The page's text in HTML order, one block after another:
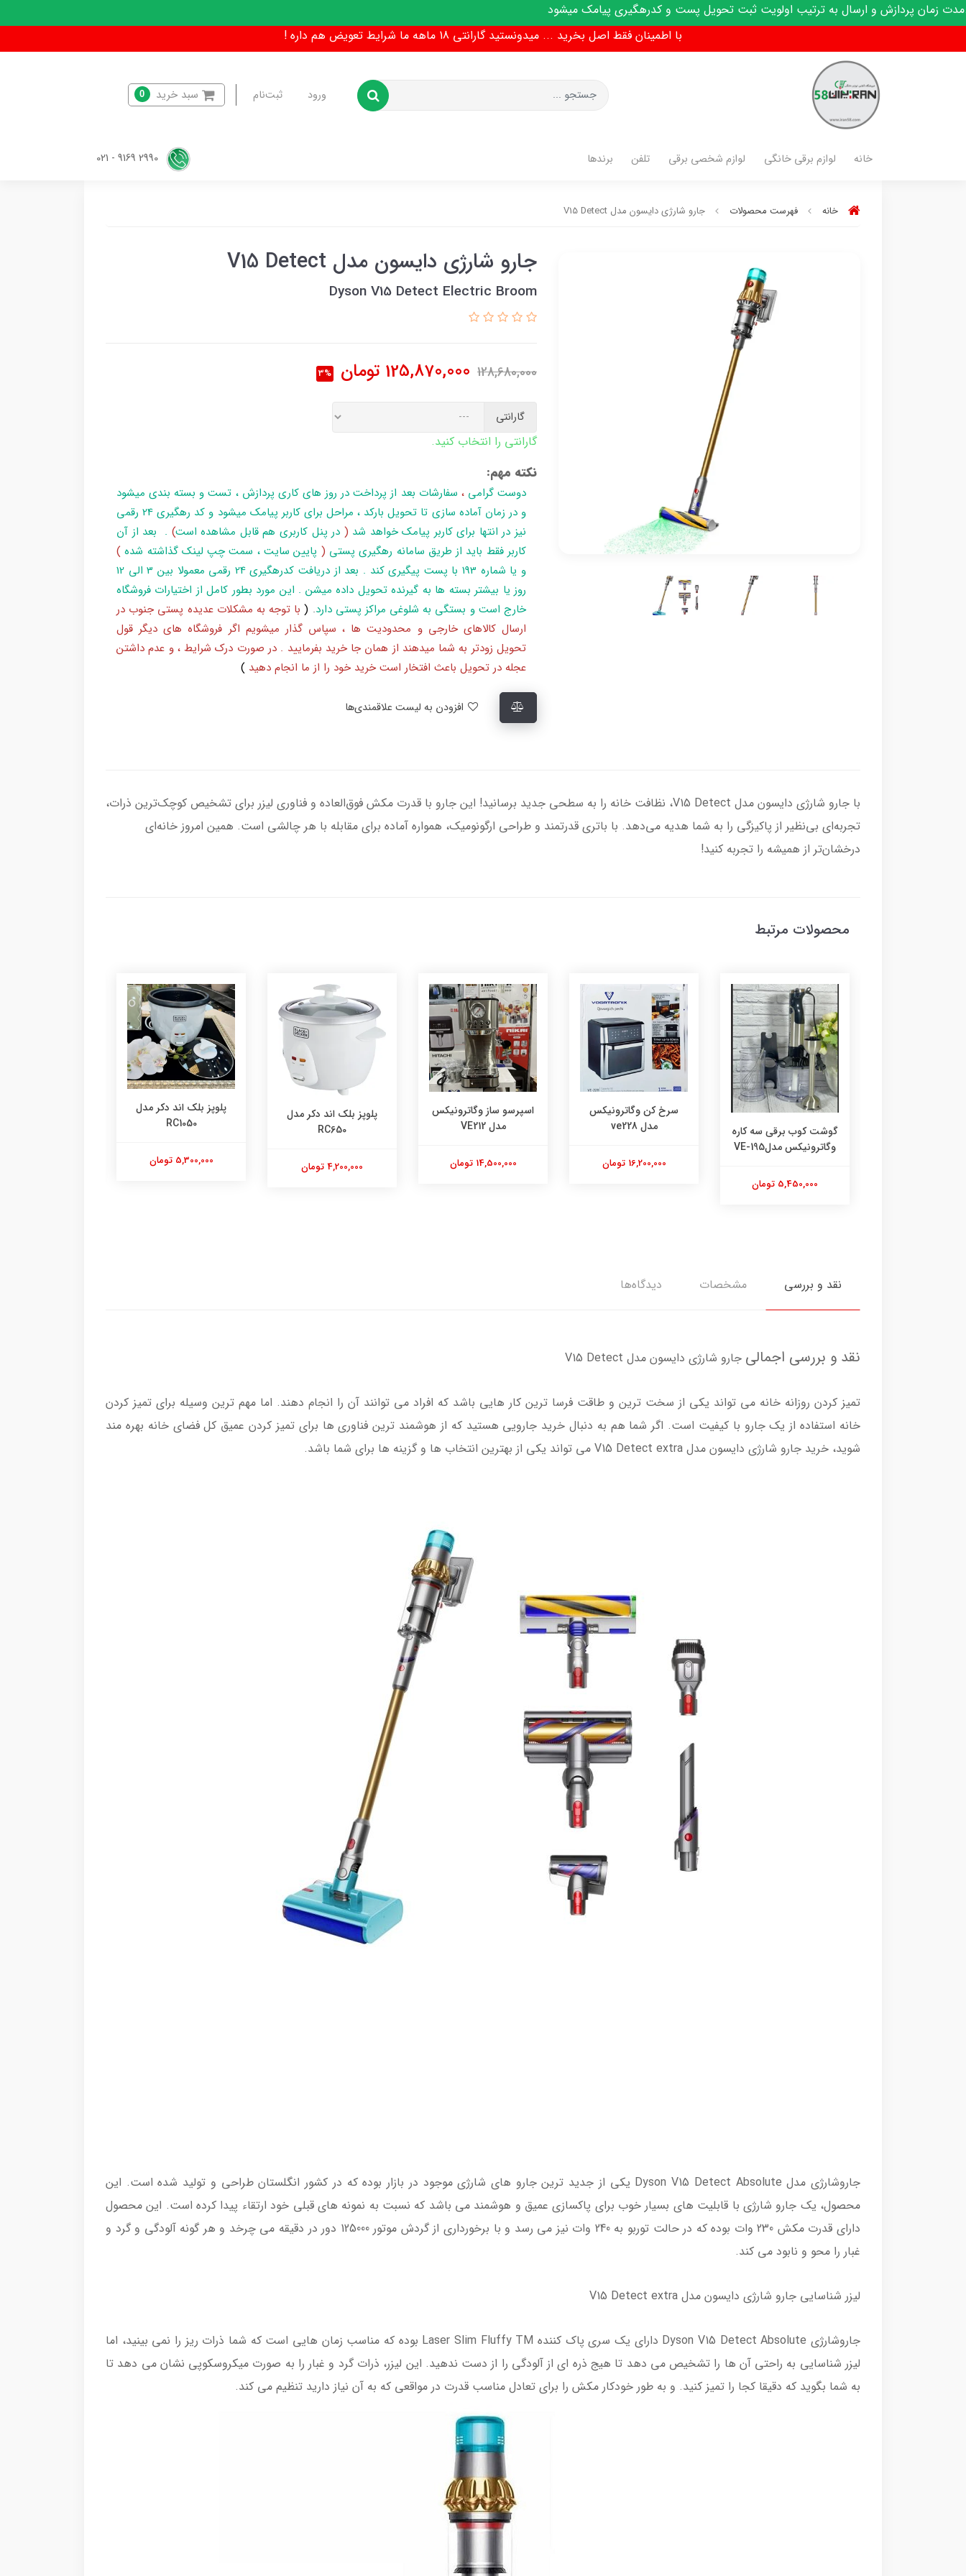
و ارسال به ترتیب اولویت ثبت تحویل پست و کدرهگیری پیامک میشود
با اطمینان فقط اصل بخرید ... میدونستید گارانتی 18 ماهه ما شرایط تعویض هم داره !
ورود ثبت‌نام سبد خرید 0
خانه لوازم برقی خانگی لوازم شخصی برقی تلفن برندها
خانه فهرست محصولات جارو شارژی دایسون مدل V15 Detect
جارو شارژی دایسون مدل V15 Detect
Dyson V15 Detect Electric Broom
128,680,000
125,870,000 تومان 3%
گارانتی
گارانتی را انتخاب کنید.
نکته مهم:
دوست گرامی، سفارشات بعد از پرداخت در روز های کاری پردازش ، تست و بسته بندی میشود
و در زمان آماده سازی تا تحویل بارکد ، مراحل برای کاربر پیامک میشود و کد رهگیری 24 رقمی
نیز در انتها برای کاربر پیامک خواهد شد ( در پنل کاربری هم قابل مشاهده است) . بعد از آن
کاربر فقط باید از طریق سامانه رهگیری پستی ( پایین سایت ، سمت چپ لینک گذاشته شده )
و یا شماره 193 با پست پیگیری کند . بعد از دریافت کدرهگیری 24 رقمی معمولا بین 3 الی 12
روز یا بیشتر بسته ها به گیرنده تحویل داده میشن . این مورد بطور کامل از اختیارات فروشگاه
خارج است و بستگی به شلوغی مراکز پستی دارد.
(با توجه به مشکلات عدیده پستی جنوب در
ارسال کالاهای خارجی و محدودیت ها ، سپاس گذار میشویم اگر فروشگاه های دیگر قول
تحویل زودتر به شما میدهند از همان جا خرید بفرمایید . در صورت درک شرایط ، و عدم داشتن
عجله در تحویل باعث افتخار است خرید خود را از ما انجام دهید )
با جارو شارژی دایسون مدل V15 Detect، نظافت خانه را به سطحی جدید برسانید! این جارو با قدرت مکش فوق‌العاده و فناوری لیزر برای تشخیص کوچک‌ترین ذرات،
تجربه‌ای بی‌نظیر از پاکیزگی را به شما هدیه می‌دهد. با باتری قدرتمند و طراحی ارگونومیک، همواره آماده برای مقابله با هر چالشی است. همین امروز خانه‌ای
درخشان‌تر از همیشه را تجربه کنید!
محصولات مرتبط
گوشت کوب برقی سه کاره
وگاترونیکس مدلVE-195
سرخ کن وگاترونیکس
اسپرسو ساز وگاترونیکس
پلوپز بلک اند دکر مدل
پلوپز بلک اند دکر مدل
نقد و بررسی مشخصات دیدگاه‌ها
نقد و بررسی اجمالی جارو شارژی دایسون مدل V15 Detect
تمیز کردن روزانه خانه می تواند یکی از سخت ترین و طاقت فرسا ترین کار هایی باشد که افراد می توانند آن را انجام دهند. اما مهم ترین وسیله برای تمیز کردن
خانه استفاده از یک جارو با کیفیت است. اگر شما هم به دنبال خرید جارویی هستید که از هوشمند ترین فناوری ها برای تمیز کردن عمیق کل فضای خانه بهره مند
شوید، خرید جارو شارژی دایسون مدل V15 Detect extra می تواند یکی از بهترین انتخاب ها و گزینه ها برای شما باشد.
جاروشارژی مدل Dyson V15 Detect Absolute یکی از جدید ترین جارو های شارژی موجود در بازار بوده که در کشور انگلستان طراحی و تولید شده است. این
محصول، یک جارو شارژی با قابلیت های بسیار خوب برای پاکسازی عمیق و هوشمند می باشد که نسبت به نمونه های قبلی خود ارتقاء پیدا کرده است. این محصول
دارای قدرت مکش 230 وات بوده که در حالت توربو به 240 وات نیز می رسد و با برخورداری از گردش موتور 125000 دور در دقیقه می چرخد و هر گونه آلودگی و گرد و
غبار را محو و نابود می کند.
لیزر شناسایی جارو شارژی دایسون مدل V15 Detect extra
جاروشارژی Dyson V15 Detect Absolute دارای یک سری پاک کننده Laser Slim Fluffy TM بوده که مناسب زمان هایی است که شما ذرات ریز را نمی بینید، اما
لیزر شناسایی به راحتی آن ها را تشخیص می دهد تا هیج ذره ای از آلودگی را از دست ندهید. این لیزر، ذرات گرد و غبار را به صورت میکروسکوپی نشان می دهد تا
به شما بگوید که دقیقا کجا را تمیز کنید. و به طور خودکار مکش را برای تعادل مناسب قدرت در مواقعی که به آن نیاز دارید تنظیم می کند.